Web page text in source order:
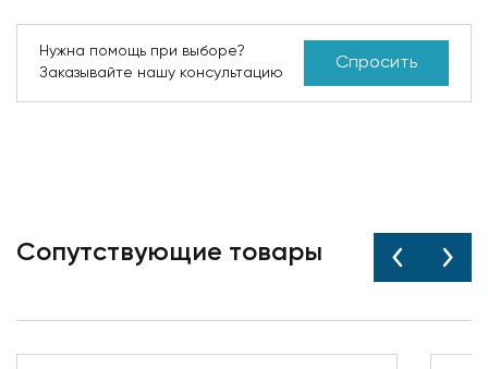
Нужна помощь при выборе?
Заказывайте нашу консультацию
Спросить
Сопутствующие товары